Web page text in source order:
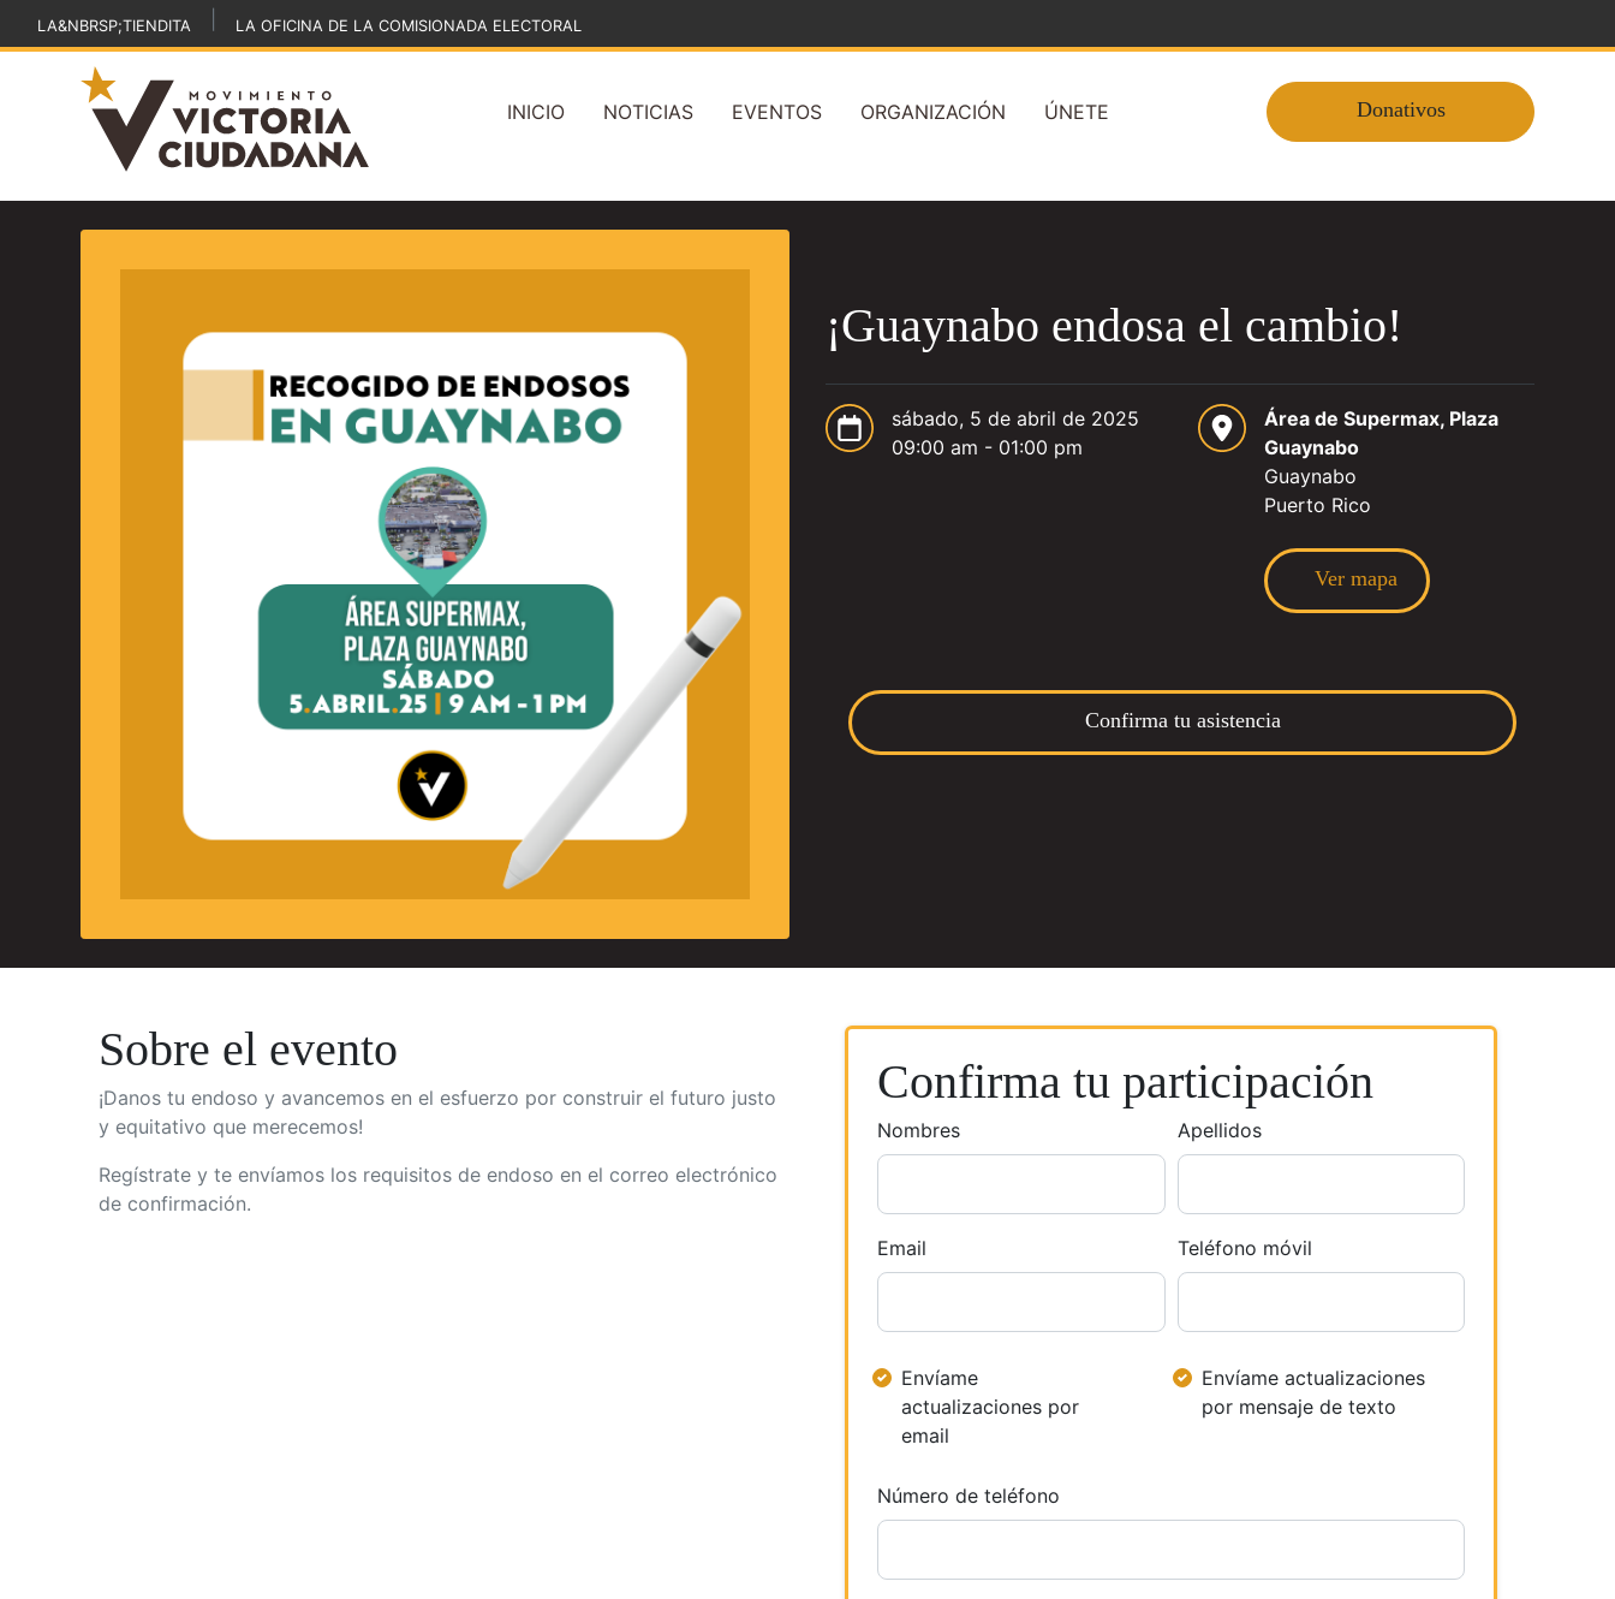
LA&NBRSP;TIENDITA LA OFICINA DE LA COMISIONADA ELECTORAL
INICIO NOTICIAS EVENTOS ORGANIZACIÓN ÚNETE Donativos
¡Guaynabo endosa el cambio!
sábado, 5 de abril de 2025
09:00 am - 01:00 pm
Área de Supermax, Plaza
Guaynabo
Guaynabo
Puerto Rico
Ver mapa
Confirma tu asistencia
Sobre el evento
¡Danos tu endoso y avancemos en el esfuerzo por construir el futuro justo
y equitativo que merecemos!
Regístrate y te envíamos los requisitos de endoso en el correo electrónico
de confirmación.
Confirma tu participación
Nombres Apellidos
Email Teléfono móvil
Envíame
actualizaciones por
email
Envíame actualizaciones
por mensaje de texto
Número de teléfono